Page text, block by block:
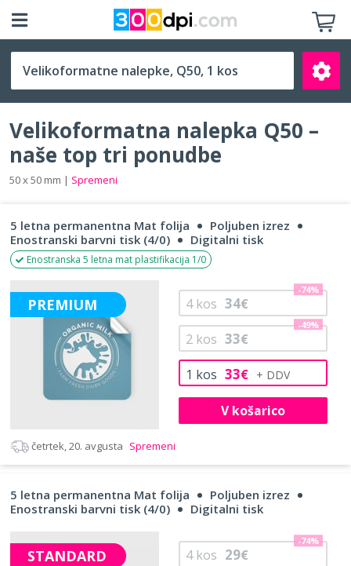
Q50 (50 x 50 mm)
Išči
Velikoformatna nalepka Q50 –
naše top tri ponudbe
50 x 50 mm | Spremeni
5 letna permanentna Mat folija
Poljuben izrez
Enostranski barvni tisk (4/0)
Digitalni tisk
Enostranska 5 letna mat plastifikacija 1/0
PREMIUM
1 kos 33€
2kos 33€
-49%
4kos 34€
-74%
V košarico
četrtek, 20. avgusta Spremeni
5 letna permanentna Mat folija
Poljuben izrez
Enostranski barvni tisk (4/0)
Digitalni tisk
STANDARD 4kos 29€
-74%